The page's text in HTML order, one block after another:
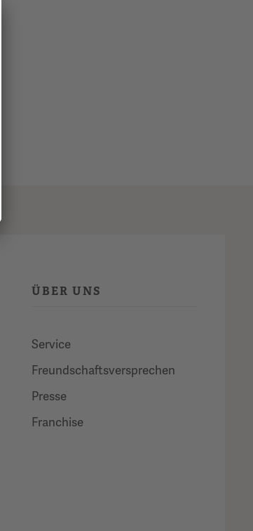
ÜBER UNS
Service
Freund­schafts­versprechen
Presse
Franchise